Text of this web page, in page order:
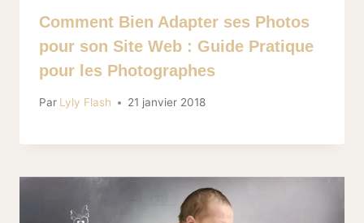
Comment Bien Adapter ses Photos
pour son Site Web : Guide Pratique
pour les Photographes
Par Lyly Flash 21 janvier 2018